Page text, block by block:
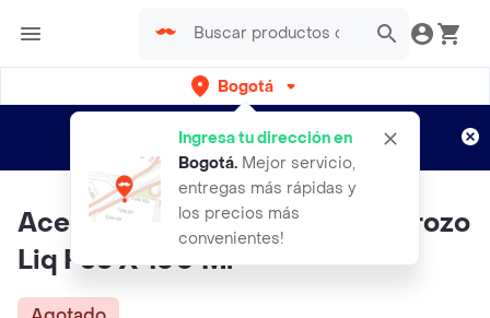
Bogotá
Ingresa tu dirección en
Bogotá. Mejor servicio,
entregas más rápidas y
los precios más
convenientes!
envíos gratis por semanas
Aplican TyC
Aceite Corporal Cosmetico Corozo
Liq Fco X 100 Ml